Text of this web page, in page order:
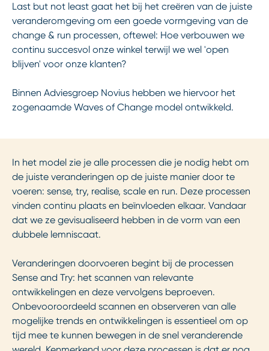
Last but not least gaat het bij het creëren van de juiste
veranderomgeving om een goede vormgeving van de
change & run processen, oftewel: Hoe verbouwen we
continu succesvol onze winkel terwijl we wel 'open
blijven' voor onze klanten?
Binnen Adviesgroep Novius hebben we hiervoor het
zogenaamde Waves of Change model ontwikkeld.
In het model zie je alle processen die je nodig hebt om
de juiste veranderingen op de juiste manier door te
voeren: sense, try, realise, scale en run. Deze processen
vinden continu plaats en beïnvloeden elkaar. Vandaar
dat we ze gevisualiseerd hebben in de vorm van een
dubbele lemniscaat.
Veranderingen doorvoeren begint bij de processen
Sense and Try: het scannen van relevante
ontwikkelingen en deze vervolgens beproeven.
Onbevooroordeeld scannen en observeren van alle
mogelijke trends en ontwikkelingen is essentieel om op
tijd mee te kunnen bewegen in de snel veranderende